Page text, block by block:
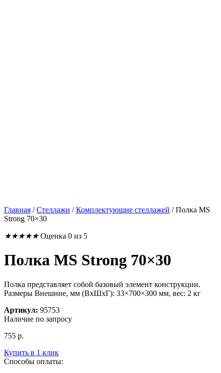
Главная /Стеллажи /Комплектующие стеллажей /Полка MS
Strong 70×30
★★★★★ Оценка 0 из 5
Полка MS Strong 70×30
Полка представляет собой базовый элемент конструкции.
Размеры Внешние, мм (ВхШхГ): 33×700×300 мм, вес: 2 кг
Артикул: 95753
Наличие по запросу
755 р.
Купить в 1 клик
Способы оплаты: